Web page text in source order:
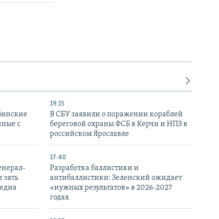
с
19:15
В СБУ заявили о поражении кораблей
береговой охраны ФСБ в Керчи и НПЗ в
российском Ярославле
17:40
Разработка баллистики и
антибаллистики: Зеленский ожидает
«нужных результатов» в 2026-2027
годах